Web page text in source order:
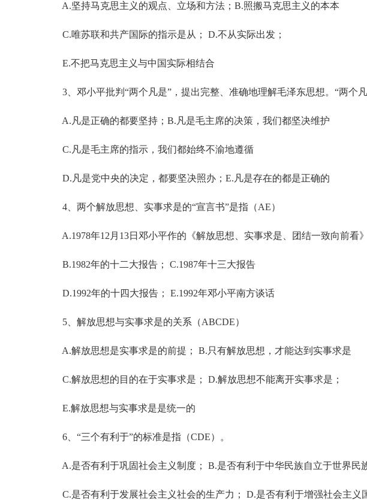
A.坚持马克思主义的观点、立场和方法；B.照搬马克思主义的本本
C.唯苏联和共产国际的指示是从； D.不从实际出发；
E.不把马克思主义与中国实际相结合
3、邓小平批判“两个凡是”，提出完整、准确地理解毛泽东思想。“两个凡
A.凡是正确的都要坚持；B.凡是毛主席的决策，我们都坚决维护
C.凡是毛主席的指示，我们都始终不渝地遵循
D.凡是党中央的决定，都要坚决照办；E.凡是存在的都是正确的
4、两个解放思想、实事求是的“宣言书”是指（AE）
A.1978年12月13日邓小平作的《解放思想、实事求是、团结一致向前看
B.1982年的十二大报告； C.1987年十三大报告
D.1992年的十四大报告； E.1992年邓小平南方谈话
5、解放思想与实事求是的关系（ABCDE）
A.解放思想是实事求是的前提； B.只有解放思想，才能达到实事求是
C.解放思想的目的在于实事求是； D.解放思想不能离开实事求是；
E.解放思想与实事求是是统一的
6、“三个有利于”的标准是指（CDE）。
A.是否有利于巩固社会主义制度； B.是否有利于中华民族自立于世界民
C.是否有利于发展社会主义社会的生产力； D.是否有利于增强社会主义